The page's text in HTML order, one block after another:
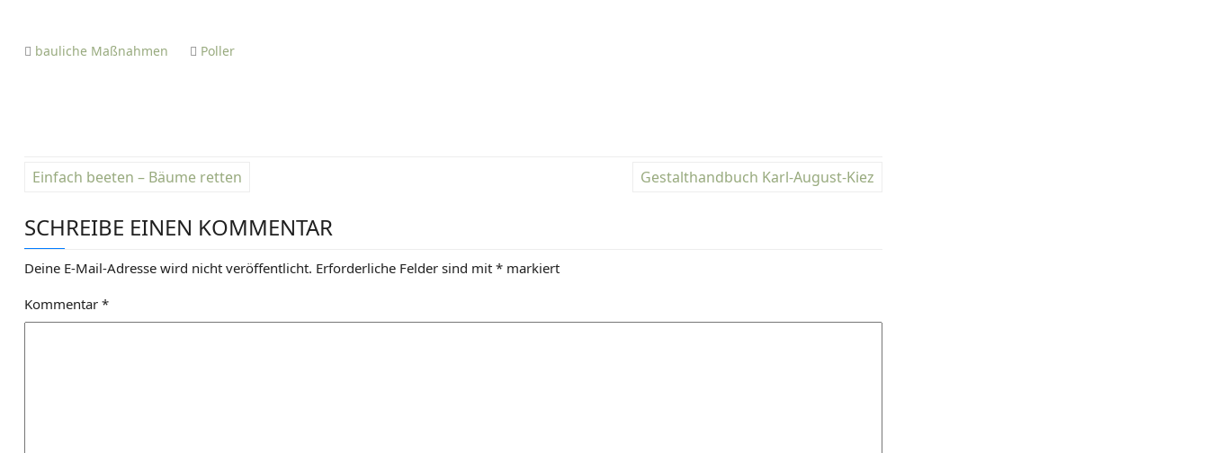
bauliche Maßnahmen Poller
B
i
t
r
Einfach beeten – Bäume retten Gestalthandbuch Karl-August-Kiez
SCHREIBE EINEN KOMMENTAR
Deine E-Mail-Adresse wird nicht veröffentlicht. Erforderliche Felder sind mit * markiert
Kommentar *